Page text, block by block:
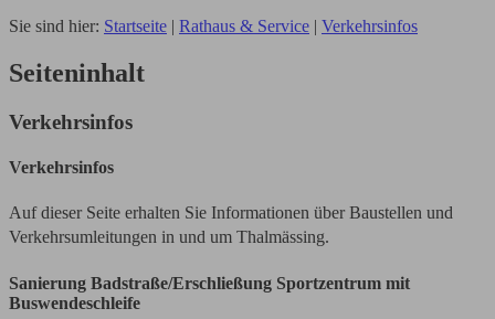
Sie sind hier: Startseite | Rathaus & Service | Verkehrsinfos
Seiteninhalt
Verkehrsinfos
Verkehrsinfos
Auf dieser Seite erhalten Sie Informationen über Baustellen und
Verkehrsumleitungen in und um Thalmässing.
Sanierung Badstraße/Erschließung Sportzentrum mit
Buswendeschleife